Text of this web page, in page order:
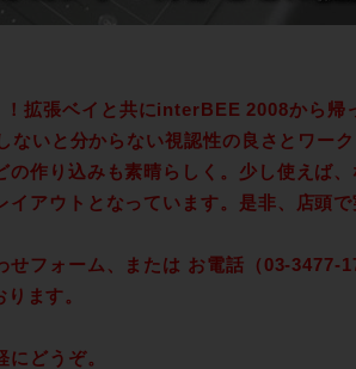
拡張ベイと共にinterBEE 2008から帰
いと分からない視認性の良さとワー
作り込みも素晴らしく。少し使えば
イアウトとなっています。是非、店頭
せフォーム、または お電話（03-3477-
ます。
どうぞ。